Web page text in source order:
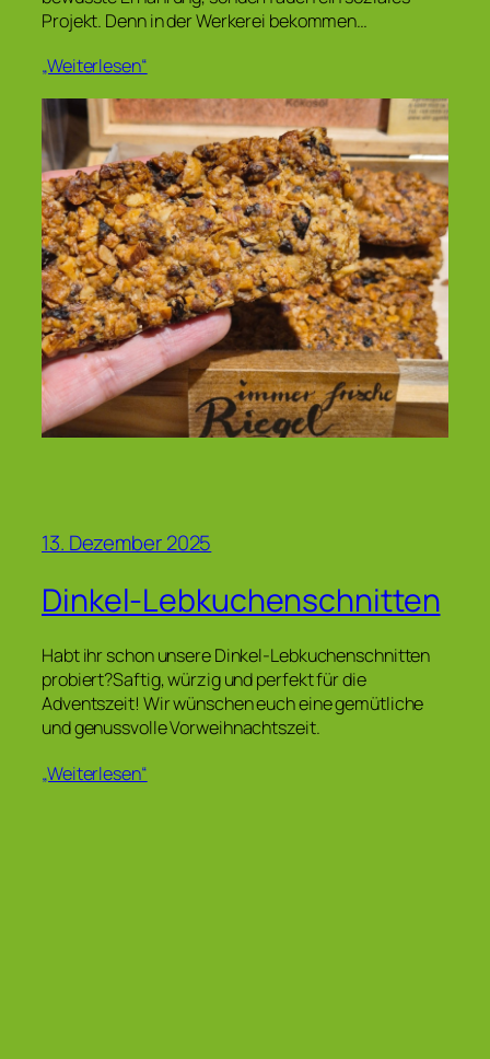
Projekt. Denn in der Werkerei bekommen…
„Weiterlesen“
13. Dezember 2025
Dinkel-Lebkuchenschnitten
Habt ihr schon unsere Dinkel-Lebkuchenschnitten
probiert?Saftig, würzig und perfekt für die
Adventszeit! Wir wünschen euch eine gemütliche
und genussvolle Vorweihnachtszeit.
„Weiterlesen“